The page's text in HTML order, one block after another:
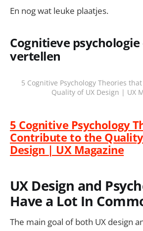
En nog wat leuke plaatjes.
Cognitieve
vertellen
5 Cognitive Psychology Theories
Quality of UX Design | UX
5 Cognitive Psychology
Contribute to the
Design | UX Magazine
UX Design and
Have a Lot In
The main goal of both UX design